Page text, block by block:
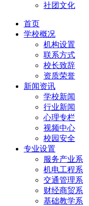
社团文化
首页
学校概况
机构设置
联系方式
校长致辞
资质荣誉
新闻资讯
学校新闻
行业新闻
心理专栏
视频中心
校园安全
专业设置
服务产业系
机电工程系
交通管理系
财经商贸系
基础教学系